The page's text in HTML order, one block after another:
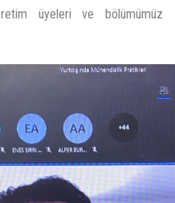
üyeleri ve bölümümüz